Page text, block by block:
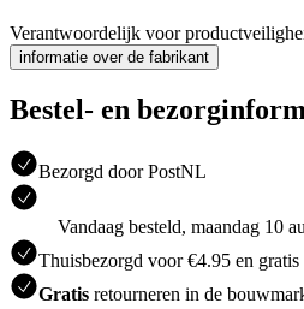
Verantwoordelijk voor
informatie over de fabrikant
Bestel- en
Bezorgd door PostNL
Vandaag besteld, maandag 10
Thuisbezorgd voor €4.95 en
Gratis retourneren in de